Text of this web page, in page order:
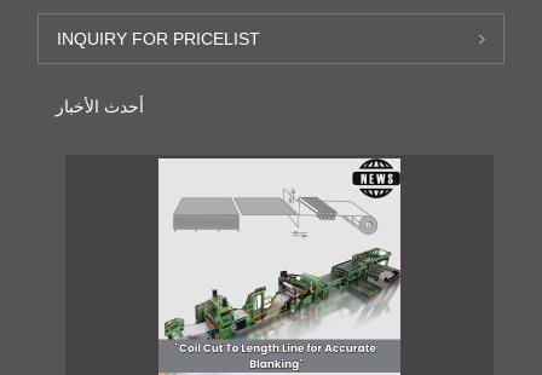
INQUIRY FOR PRICELIST
أحدث الأخبار